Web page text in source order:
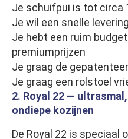
Je schuifpui is tot circa
Je wil een snelle
Je hebt een ruim
premiumprijzen
Je graag de
Je graag een rolstoel
2. Royal 22 —
ondiepe kozijnen
De Royal 22 is speciaal